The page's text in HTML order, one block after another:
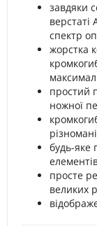
завдяки
спектр
жорстка
простий
ножної
будь-яке
просте
великих